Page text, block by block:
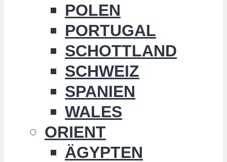
POLEN
PORTUGAL
SCHOTTLAND
SCHWEIZ
SPANIEN
WALES
ORIENT
ÄGYPTEN